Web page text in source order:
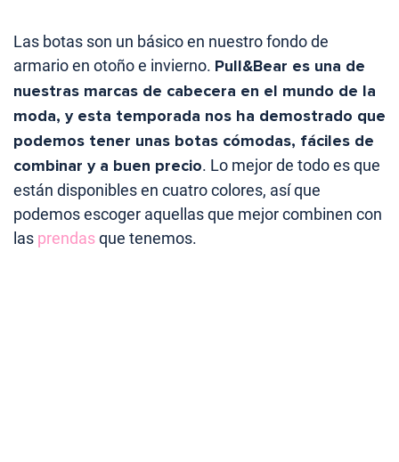
Las botas son un básico en nuestro fondo de
armario en otoño e invierno. Pull&Bear es una de
nuestras marcas de cabecera en el mundo de la
moda, y esta temporada nos ha demostrado que
podemos tener unas botas cómodas, fáciles de
combinar y a buen precio. Lo mejor de todo es que
están disponibles en cuatro colores, así que
podemos escoger aquellas que mejor combinen con
las prendasque tenemos.